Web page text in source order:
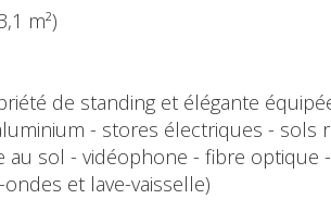
m²)
de standing et élégante
- stores électriques - sols
sol - vidéophone - fibre optique
et lave-vaisselle)